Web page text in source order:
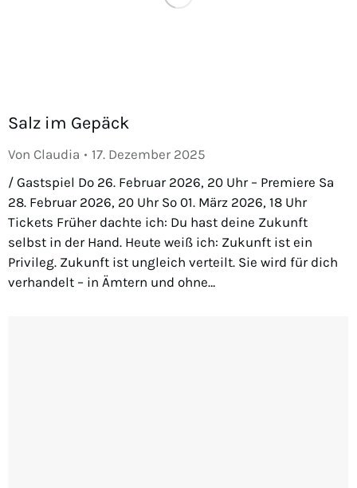
Salz im Gepäck
Von Claudia
17. Dezember 2025
/ Gastspiel Do 26. Februar 2026, 20 Uhr – Premiere Sa
28. Februar 2026, 20 Uhr So 01. März 2026, 18 Uhr
Tickets Früher dachte ich: Du hast deine Zukunft
selbst in der Hand. Heute weiß ich: Zukunft ist ein
Privileg. Zukunft ist ungleich verteilt. Sie wird für dich
verhandelt – in Ämtern und ohne…